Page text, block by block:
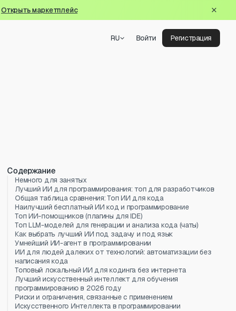
Открыть маркетплейс
RU Войти Регистрация
Содержание
Немного для занятых
Лучший ИИ для программирования: топ для разработчиков
Общая таблица сравнения: Топ ИИ для кода
Наилучший бесплатный ИИ код и программирование
Топ ИИ-помощников (плагины для IDE)
Топ LLM-моделей для генерации и анализа кода (чаты)
Как выбрать лучший ИИ под задачу и под язык
Умнейший ИИ-агент в программировании
ИИ для людей далеких от технологий: автоматизации без
написания кода
Топовый локальный ИИ для кодинга без интернета
Лучший искусственный интеллект для обучения
программированию в 2026 году
Риски и ограничения, связанные с применением
Искусственного Интеллекта в программировании